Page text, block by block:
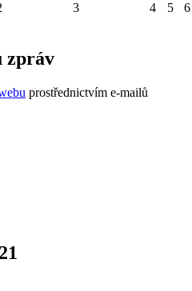
3 4 5
6
zpráv
prostřednictvím e-mailů